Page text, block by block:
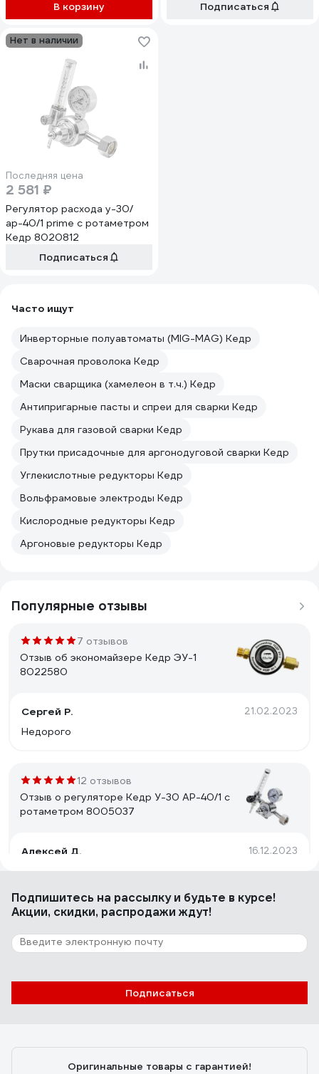
В корзину Подписаться
Нет в наличии
Последняя цена
2 581 ₽
Регулятор расхода у-30/
ар-40/1 prime с ротаметром
Кедр 8020812
Подписаться
Часто ищут
Инверторные полуавтоматы (MIG-MAG) Кедр
Сварочная проволока Кедр
Маски сварщика (хамелеон в т.ч.) Кедр
Антипригарные пасты и спреи для сварки Кедр
Рукава для газовой сварки Кедр
Прутки присадочные для аргонодуговой сварки Кедр
Углекислотные редукторы Кедр
Вольфрамовые электроды Кедр
Кислородные редукторы Кедр
Аргоновые редукторы Кедр
Популярные отзывы
7 отзывов
Отзыв об экономайзере Кедр ЭУ-1
8022580
Сергей Р. 21.02.2023
Недорого
12 отзывов
Отзыв о регуляторе Кедр У-30 АР-40/1 с
ротаметром 8005037
Алексей Д. 16.12.2023
Редуктор просто огонь,брал по распродаже,работает
привильго настроить. Из коробки травил газ,в нутри
была мелкая стружка, перебрал и все работает
16 отзывов
2 ротаметрами 8005035
Подпишитесь на рассылкуи будьте в курсе!
Акции, скидки, распродажи ждут!
Подписаться
Оригинальные товары с гарантией!